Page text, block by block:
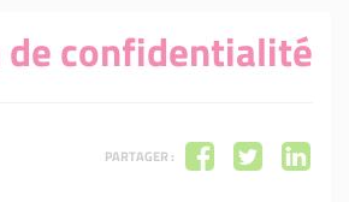
confidentialité
PARTAGER :